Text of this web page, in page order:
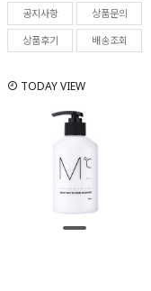
공지사항
상품문의
상품후기
배송조회
TODAY VIEW